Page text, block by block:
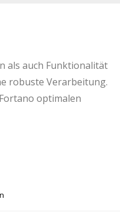
als auch Funktionalität
robuste Verarbeitung.
optimalen
dass der Mast im Weg